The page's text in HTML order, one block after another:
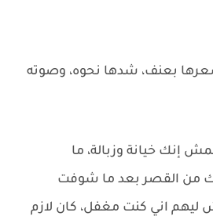
بعنف، شدها نحوه، وصوته
إنك خيانة وزبالة، ما
من القصر بعد ما شوفت
ليهم اني كنت مغفل، كان لازم